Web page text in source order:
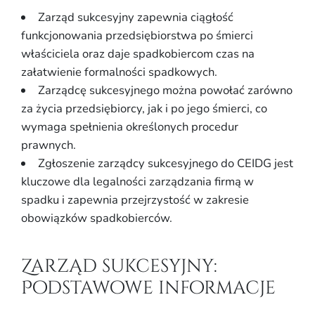
Zarząd sukcesyjny zapewnia ciągłość
funkcjonowania przedsiębiorstwa po śmierci
właściciela oraz daje spadkobiercom czas na
załatwienie formalności spadkowych.
Zarządcę sukcesyjnego można powołać zarówno
za życia przedsiębiorcy, jak i po jego śmierci, co
wymaga spełnienia określonych procedur
prawnych.
Zgłoszenie zarządcy sukcesyjnego do CEIDG jest
kluczowe dla legalności zarządzania firmą w
spadku i zapewnia przejrzystość w zakresie
obowiązków spadkobierców.
Zarząd sukcesyjny:
Podstawowe informacje